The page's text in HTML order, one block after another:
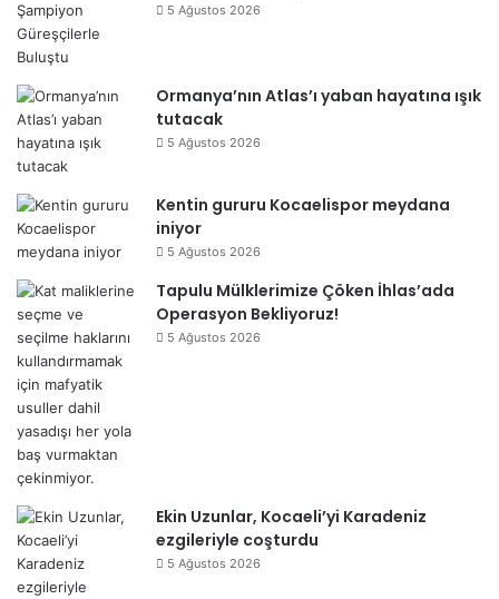
5 Ağustos 2026
Ormanya’nın Atlas’ı yaban hayatına ışık
tutacak
5 Ağustos 2026
Kentin gururu Kocaelispor meydana
iniyor
5 Ağustos 2026
Tapulu Mülklerimize Çöken İhlas’ada
Operasyon Bekliyoruz!
5 Ağustos 2026
Ekin Uzunlar, Kocaeli’yi Karadeniz
ezgileriyle coşturdu
5 Ağustos 2026